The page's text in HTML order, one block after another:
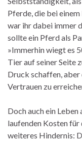
Pferde, die bei
war ihr dabei immer
sollte ein Pferd als
»Immerhin wiegt es
Tier auf seiner Seite
Druck schaffen, aber
Vertrauen zu
Doch auch ein
laufenden Kosten
weiteres Hindernis: